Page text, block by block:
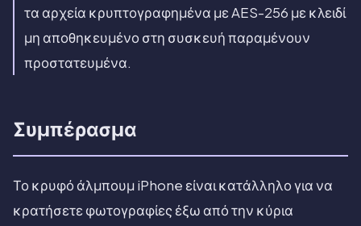
τα αρχεία κρυπτογραφημένα με AES-256 με κλειδί
μη αποθηκευμένο στη συσκευή παραμένουν
προστατευμένα.
Συμπέρασμα
Το κρυφό άλμπουμ iPhone είναι κατάλληλο για να
κρατήσετε φωτογραφίες έξω από την κύρια